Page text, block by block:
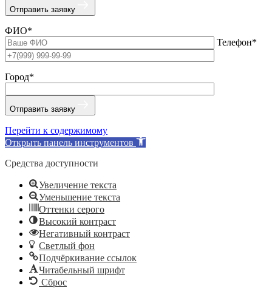
Отправить заявку
ФИО*
Телефон*
Город*
Отправить заявку
Перейти к содержимому
Открыть панель инструментов
Средства доступности
Увеличение текста
Уменьшение текста
Оттенки серого
Высокий контраст
Негативный контраст
Светлый фон
Подчёркивание ссылок
Читабельный шрифт
Сброс